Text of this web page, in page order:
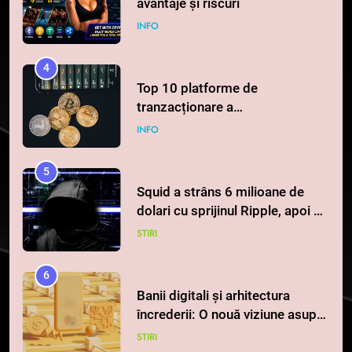
avantaje și riscuri
INFO
4
Top 10 platforme de
tranzacționare a
criptomonedelor în 2026
INFO
5
Squid a strâns 6 milioane de
dolari cu sprijinul Ripple, apoi a
pierdut jumătate din aceștia
STIRI
6
Banii digitali și arhitectura
încrederii: O nouă viziune asupra
banilor în era digitală
STIRI